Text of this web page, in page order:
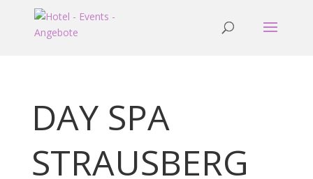
DAY SPA
STRAUSBERG